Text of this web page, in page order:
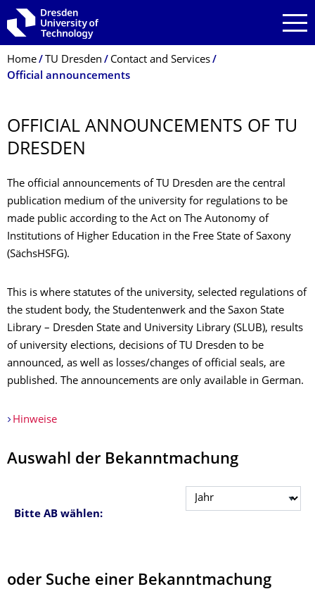
Skip to main navigation
Skip to search
Skip to content
Breadcrumb Menu
Home TU Dresden
Contact and Services
Official announcements
OFFICIAL ANNOUNCEMENTS OF TU
DRESDEN
The official announcements of TU Dresden are the central
publication medium of the university for regulations to be
made public according to the Act on The Autonomy of
Institutions of Higher Education in the Free State of Saxony
(SächsHSFG).
This is where statutes of the university, selected regulations of
the student body, the Studentenwerk and the Saxon State
Library – Dresden State and University Library (SLUB), results
of university elections, decisions of TU Dresden to be
announced, as well as losses/changes of official seals, are
published. The announcements are only available in German.
Hinweise
Auswahl der Bekanntmachung
Bitte AB wählen:
oder Suche einer Bekanntmachung